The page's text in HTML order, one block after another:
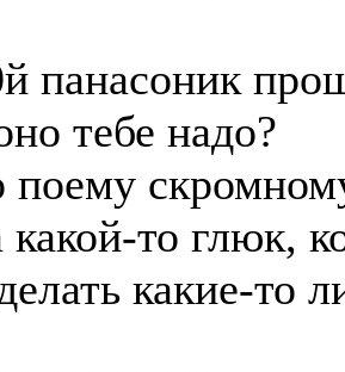
панасоник
тебе надо?
поему
какой-то глюк,
какие-то